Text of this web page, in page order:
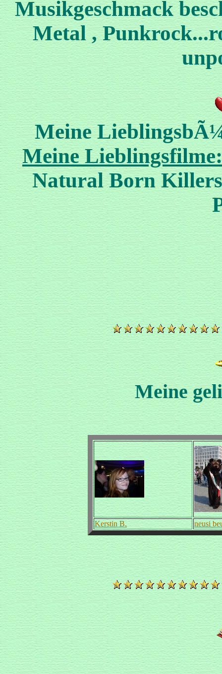
Musikgeschmack
Metal ,
Meine
Meine Lieblingsfilme:
Natural Born
Meine
Kerstin B. neusi